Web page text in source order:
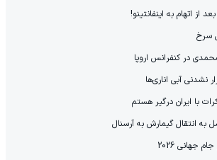
از اتهام به اینفانتینو!
سرخ
در کنفرانس اروپا
نشدنی آبی اناری‌ها
با ایران درگیر هستم
به انتقال گیمارش به آرسنال
جهانی 2026